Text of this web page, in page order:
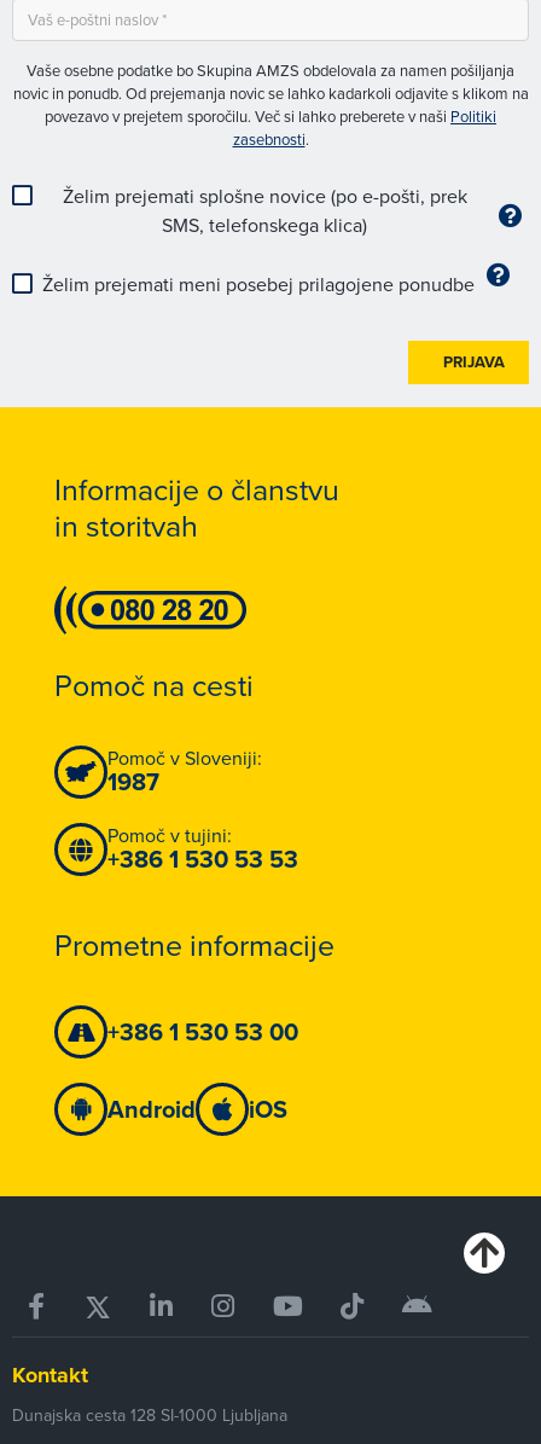
Vaše osebne podatke bo Skupina AMZS obdelovala za namen pošiljanja
novic in ponudb. Od prejemanja novic se lahko kadarkoli odjavite s klikom na
povezavo v prejetem sporočilu. Več si lahko preberete v naši Politiki
zasebnosti.
Želim prejemati splošne novice (po e-pošti, prek
SMS, telefonskega klica)
Želim prejemati meni posebej prilagojene ponudbe
PRIJAVA
Informacije o članstvu
in storitvah
Pomoč na cesti
Pomoč v Sloveniji:
1987
Pomoč v tujini:
+386 1 530 53 53
Prometne informacije
+386 1 530 53 00
Android iOS
Kontakt
Dunajska cesta 128 SI-1000 Ljubljana